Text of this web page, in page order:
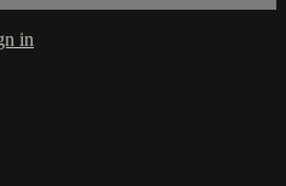
in